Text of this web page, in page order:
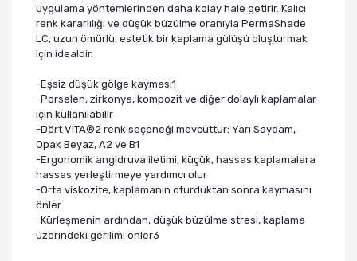
uygulama yöntemlerinden daha kolay hale getirir. Kalıcı
renk kararlılığı ve düşük büzülme oranıyla PermaShade
LC, uzun ömürlü, estetik bir kaplama gülüşü oluşturmak
için idealdir.
-Eşsiz düşük gölge kayması1
-Porselen, zirkonya, kompozit ve diğer dolaylı kaplamalar
için kullanılabilir
-Dört VITA®2 renk seçeneği mevcuttur: Yarı Saydam,
Opak Beyaz, A2 ve B1
-Ergonomik angldruva iletimi, küçük, hassas kaplamalara
hassas yerleştirmeye yardımcı olur
-Orta viskozite, kaplamanın oturduktan sonra kaymasını
önler
-Kürleşmenin ardından, düşük büzülme stresi, kaplama
üzerindeki gerilimi önler3